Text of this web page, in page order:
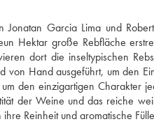
Garcia Lima und
Hektar große Rebfläche
dort die inseltypischen
Hand ausgeführt, um den
den einzigartigen Charakter
der Weine und das reiche
Reinheit und aromatische